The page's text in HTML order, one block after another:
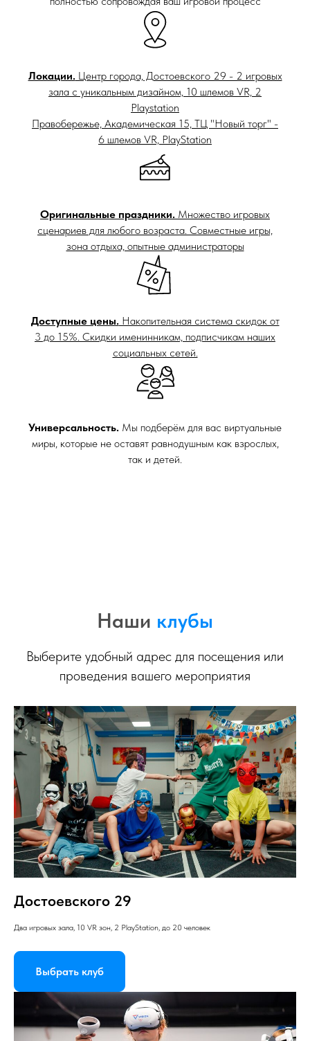
Локации.Центр города, Достоевского 29 - 2 игровых
зала с уникальным дизайном, 10 шлемов VR, 2
Playstation
Правобережье, Академическая 15, ТЦ "Новый торг" -
6 шлемов VR, PlayStation
Оригинальные праздники. Множество игровых
сценариев для любого возраста. Совместные игры,
зона отдыха, опытные администраторы
Доступные цены.Накопительная система скидок от
3 до 15%. Скидки именинникам, подписчикам наших
социальных сетей.
Универсальность. Мы подберём для вас виртуальные
миры, которые не оставят равнодушным как взрослых,
так и детей.
Наши клубы
Выберите удобный адрес для посещения или
проведения вашего мероприятия
Достоевского 29
Два игровых зала, 10 VR зон, 2 PlayStation, до 20 человек
Выбрать клуб